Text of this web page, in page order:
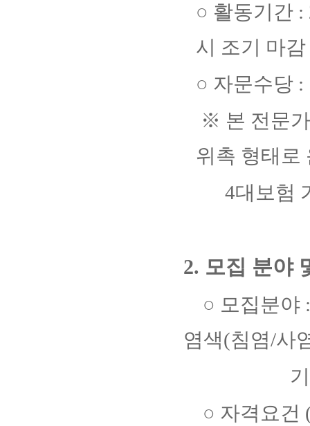
○ 활동기간 :
시 조기 마
○ 자문수당 :
※ 본 전문
위촉 형태로
4대보험
2. 모집 분야
○ 모집분야
염색(침염/사
기
○ 자격요건